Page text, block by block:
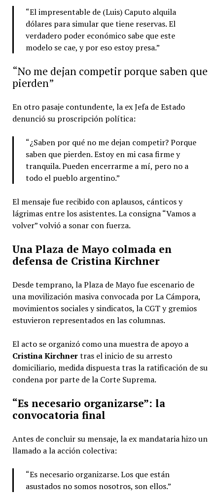
“El impresentable de (Luis) Caputo alquila
dólares para simular que tiene reservas. El
verdadero poder económico sabe que este
modelo se cae, y por eso estoy presa.”
“No me dejan competir porque saben que
pierden”
En otro pasaje contundente, la ex Jefa de Estado
denunció su proscripción política:
“¿Saben por qué no me dejan competir? Porque
saben que pierden. Estoy en mi casa firme y
tranquila. Pueden encerrarme a mí, pero no a
todo el pueblo argentino.”
El mensaje fue recibido con aplausos, cánticos y
lágrimas entre los asistentes. La consigna “Vamos a
volver” volvió a sonar con fuerza.
Una Plaza de Mayo colmada en
defensa de Cristina Kirchner
Desde temprano, la Plaza de Mayo fue escenario de
una movilización masiva convocada por La Cámpora,
movimientos sociales y sindicatos, la CGT y gremios
estuvieron representados en las columnas.
El acto se organizó como una muestra de apoyo a
Cristina Kirchnertras el inicio de su arresto
domiciliario, medida dispuesta tras la ratificación de su
condena por parte de la Corte Suprema.
“Es necesario organizarse”: la
convocatoria final
Antes de concluir su mensaje, la ex mandataria hizo un
llamado a la acción colectiva:
“Es necesario organizarse. Los que están
asustados no somos nosotros, son ellos.”